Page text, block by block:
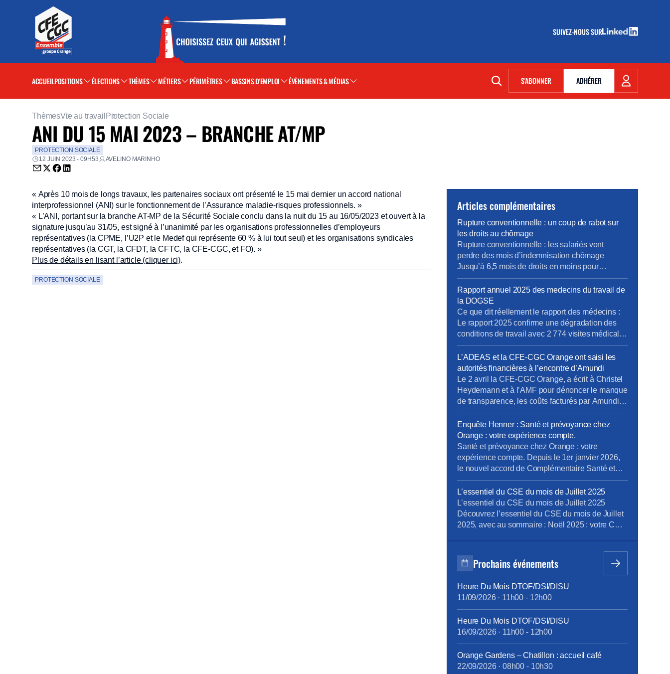
SUIVEZ-NOUS SUR
(NOUVELLE FENÊTRE)
ACCUEILPOSITIONS ÉLECTIONS THÈMES MÉTIERS PÉRIMÈTRES BASSINS D'EMPLOI ÉVÈNEMENTS & MÉDIAS S'ABONNER(NOUVELLE FENÊTRE)
ADHÉRER
ThèmesVie au travail Protection Sociale
ANI DU 15 MAI 2023 – BRANCHE AT/MP
PROTECTION SOCIALE
12 JUIN 2023 - 09H53
AVELINO MARINHO
Envoyer par email (nouvelle fenêtre)
Partager sur Twitter (nouvelle fenêtre)
Partager sur Facebook (nouvelle fenêtre)
Partager sur LinkedIn (nouvelle fenêtre)
« Après 10 mois de longs travaux, les partenaires sociaux ont présenté le 15 mai dernier un accord national
interprofessionnel (ANI) sur le fonctionnement de l’Assurance maladie-risques professionnels. »
« L’ANI, portant sur la branche AT-MP de la Sécurité Sociale conclu dans la nuit du 15 au 16/05/2023 et ouvert à la
signature jusqu’au 31/05, est signé à l’unanimité par les organisations professionnelles d’employeurs
représentatives (la CPME, l’U2P et le Medef qui représente 60 % à lui tout seul) et les organisations syndicales
représentatives (la CGT, la CFDT, la CFTC, la CFE-CGC, et FO). »
Plus de détails en lisant l’article (cliquer ici).
PROTECTION SOCIALE
Articles complémentaires
Rupture conventionnelle : un coup de rabot sur
les droits au chômage
Rupture conventionnelle : les salariés vont
perdre des mois d’indemnisation chômage
Jusqu’à 6,5 mois de droits en moins pour
certains salariés. Derrière l’objectif affiché
d’économies budgétaires, cette réforme soulève
de nombreuses interrogations sur l’emploi des
seniors et le renouvellement des compétences
dans les entreprises L’état vient de réformer le
dispositif de rupture conventionnelle individuelle
Rapport annuel 2025 des medecins du travail de
la DOGSE
Ce que dit réellement le rapport des médecins :
Le rapport 2025 confirme une dégradation des
conditions de travail avec 2 774 visites médicales
dont une majorité à la demande des salariés,
signe d’un malaise croissant. Les médecins
alertent sur une intensification et une
complexification du travail, une perte de repères
collectifs et un éloignement […]
L’ADEAS et la CFE-CGC Orange ont saisi les
autorités financières à l’encontre d’Amundi
Le 2 avril la CFE-CGC Orange, a écrit à Christel
Heydemann et à l’AMF pour dénoncer le manque
de transparence, les coûts facturés par Amundi et
la gestion archaïque de nos fonds. Nous avions
demandé l’ouverture de négociations pour
moderniser la gouvernance : Les rendements de
notre épargne salariale sont entravés par ces
fonctionnements d’un autre […]
Enquête Henner : Santé et prévoyance chez
Orange : votre expérience compte.
Santé et prévoyance chez Orange : votre
expérience compte. Depuis le 1er janvier 2026,
le nouvel accord de Complémentaire Santé et
Prévoyance s’applique chez Orange. Il a retenu
CNP Assurances comme assureur, avec Groupe
Henner comme gestionnaire. Ce nouveau
dispositif fait évoluer la couverture, les niveaux
de remboursement, le reste à charge et les
L’essentiel du CSE du mois de Juillet 2025
L’essentiel du CSE du mois de Juillet 2025
Découvrez l’essentiel du CSE du mois de Juillet
2025, avec au sommaire : Noël 2025 : votre CSE
de fonctionnement 2025 du CSEC Objectifs
collectifs PVM 2024 & 2025 d’OFS : […]
Prochains événements
Heure Du Mois DTOF/DSI/DISU
11/09/2026· 11h00 - 12h00
Heure Du Mois DTOF/DSI/DISU
16/09/2026· 11h00 - 12h00
Orange Gardens – Chatillon : accueil café
22/09/2026· 08h00 - 10h30